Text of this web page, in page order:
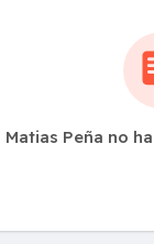
Matias Peña no